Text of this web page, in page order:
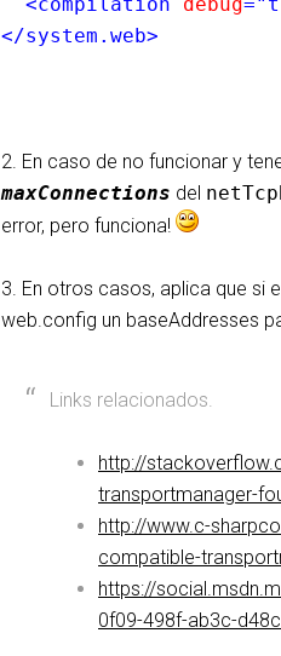
</system.web>
2. En caso de no funcionar y
maxConnections del
error, pero funciona!
3. En otros casos, aplica que si
web.config un baseAddresses
Links relacionados.
http://
transportmanager-
http://www.c-
compatible-
https://
0f09-498f-ab3c-